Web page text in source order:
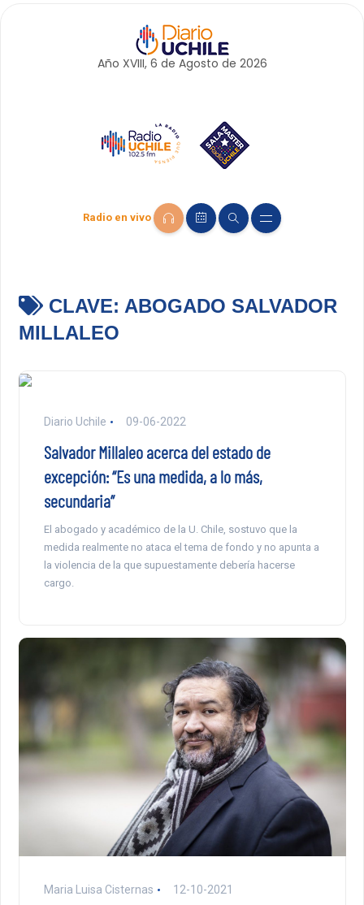
Año XVIII, 6 de Agosto de 2026
Radio en vivo
CLAVE: ABOGADO SALVADOR
MILLALEO
Diario Uchile 09-06-2022
Salvador Millaleo acerca del estado de
excepción: “Es una medida, a lo más,
secundaria”
El abogado y académico de la U. Chile, sostuvo que la
medida realmente no ataca el tema de fondo y no apunta a
la violencia de la que supuestamente debería hacerse
cargo.
Maria Luisa Cisternas 12-10-2021